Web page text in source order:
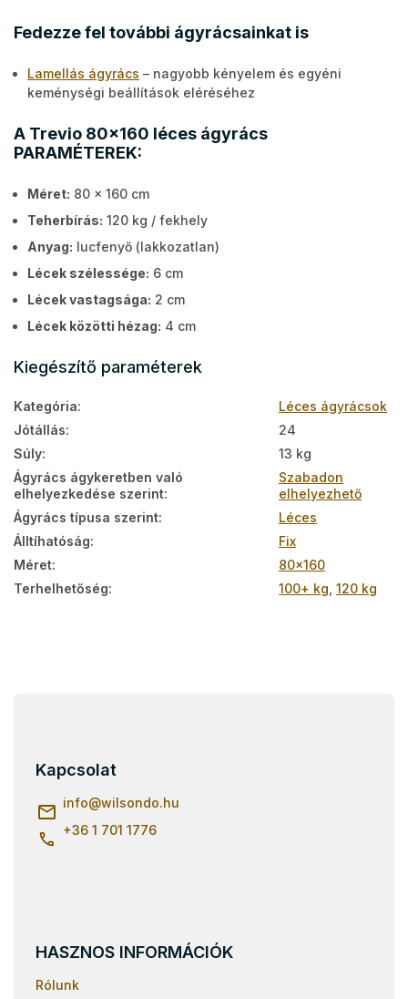
Fedezze fel további ágyrácsainkat is
Lamellás ágyrács – nagyobb kényelem és egyéni
keménységi beállítások eléréséhez
A Trevio 80x160 léces ágyrács
PARAMÉTEREK:
Méret: 80 x 160 cm
Teherbírás: 120 kg / fekhely
Anyag: lucfenyő (lakkozatlan)
Lécek szélessége: 6 cm
Lécek vastagsága: 2 cm
Lécek közötti hézag: 4 cm
Kiegészítő paraméterek
Kategória:
Léces ágyrácsok
Jótállás:
24
Súly:
13 kg
Ágyrács ágykeretben való
elhelyezkedése szerint:
Szabadon
elhelyezhető
Ágyrács típusa szerint:
Léces
Álltíhatóság:
Fix
Méret:
80x160
Terhelhetőség: 100+ kg 120 kg
Kapcsolat
info@wilsondo.hu
+36 1 701 1776
HASZNOS INFORMÁCIÓK
Rólunk